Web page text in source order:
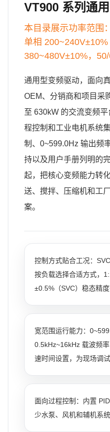
VT900 系列通
本目录展示功率范围
单相 200~240V±10%
380~480V±10%，
通用型变频驱动，面向
OEM、分销商和项目采
至 630kW 的交流变频
程控制和工业电机系统
制、0~599.0Hz 输出频
持以及用户手册列明的
起，把核心变频能力转
送、搅拌、压缩机和工
案。
控制方式贴合工况：
按负载选择合适方式，
±0.5%（SVC）稳态精
宽范围运行能力：
0.5kHz~16kHz 载波频
速时间设置，为现场调
面向过程控制：内置
少水泵、风机和辅机系